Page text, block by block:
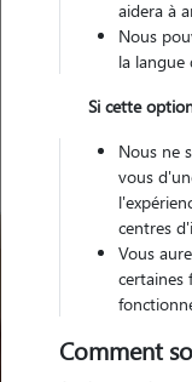
Nos
aidera à
Nous
la langue
Si cette
Nous ne
vous
centres
Vous
certaines
Comment